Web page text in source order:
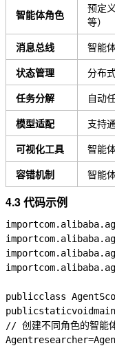
智能体角色
预定
等）
消息总线
智能
状态管理
分布
任务分解
自动
模型适配
支持
可视化工具
智能
容错机制
智能
4.3 代码示例
import
import
import
import
publicclass
publicstaticvoidmain
// 创建不同角色的智能
Agentresearcher=